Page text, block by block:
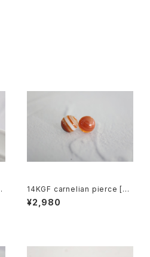
14KGF carnelian pierce [kg
f5053]
¥2,980